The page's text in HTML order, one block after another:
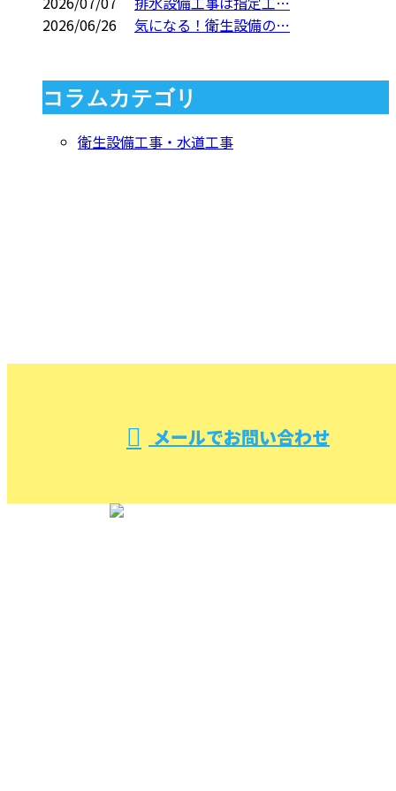
2026/06/26
気になる！衛生設備の…
コラムカテゴリ
衛生設備工事・水道工事
メールでお問い合わせ